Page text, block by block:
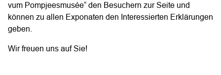
vum Pompjeesmusée“ den Besuchern zur Seite und
können zu allen Exponaten den Interessierten Erklärungen
geben.
Wir freuen uns auf Sie!